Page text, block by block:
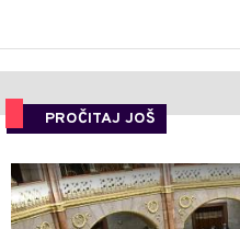
PROČITAJ JOŠ